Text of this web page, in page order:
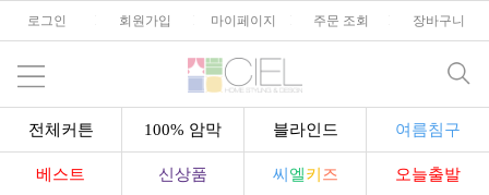
로그인 회원가입 마이페이지 주문 조회 장바구니
전체커튼 100% 암막 블라인드 여름침구
베스트 신상품 씨 엘키 즈 오늘출발